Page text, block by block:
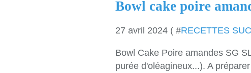
Bowl cake poire
27 avril 2024 ( #RECETTES
Bowl Cake Poire amandes SG
purée d'oléagineux...). A